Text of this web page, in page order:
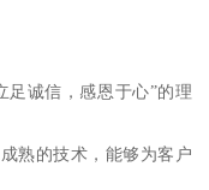
足诚信，感恩于心”的理
熟的技术，能够为客户